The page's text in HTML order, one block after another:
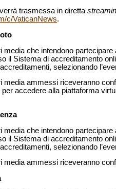
trasmessa in diretta
c/VaticanNews.
media che intendono
il Sistema di accreditamento
selezionando
media ammessi riceveranno
accedere alla piattaforma
media che intendono
il Sistema di accreditamento
selezionando
media ammessi riceveranno